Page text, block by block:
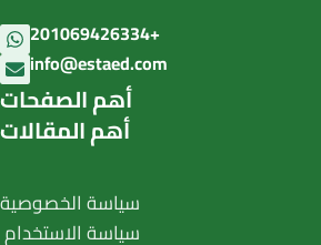
201069426334+
info@estaed.com
أهم الصفحات
أهم المقالات
سياسة الخصوصية
سياسة الاستخدام